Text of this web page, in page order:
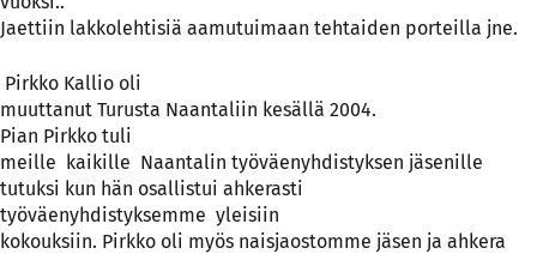
Jaettiin lakkolehtisiä aamutuimaan tehtaiden porteilla jne.
Pirkko Kallio oli
muuttanut Turusta Naantaliin kesällä 2004.
Pian Pirkko tuli
meille kaikille Naantalin työväenyhdistyksen jäsenille
tutuksi kun hän osallistui ahkerasti
työväenyhdistyksemme yleisiin
kokouksiin. Pirkko oli myös naisjaostomme jäsen ja ahkera